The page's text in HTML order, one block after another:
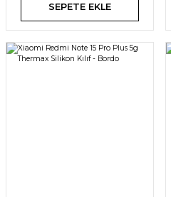
SEPETE EKLE